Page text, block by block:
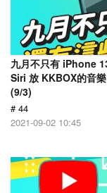
九月不只有 iPhone
Siri 放 KKBOX的音
(9/3)
# 44
2021-09-02 10:45